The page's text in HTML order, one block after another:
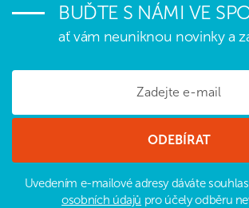
BUĎTE S NÁMI VE
ať vám neuniknou novinky a
Uvedením e-mailové adresy dáváte
osobních údajů pro účely odběru